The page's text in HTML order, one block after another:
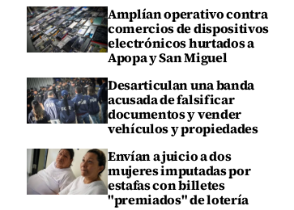
Amplían operativo contra
comercios de dispositivos
electrónicos hurtados a
Apopa y San Miguel
Desarticulan una banda
acusada de falsificar
documentos y vender
vehículos y propiedades
Envían a juicio a dos
mujeres imputadas por
estafas con billetes
"premiados" de lotería